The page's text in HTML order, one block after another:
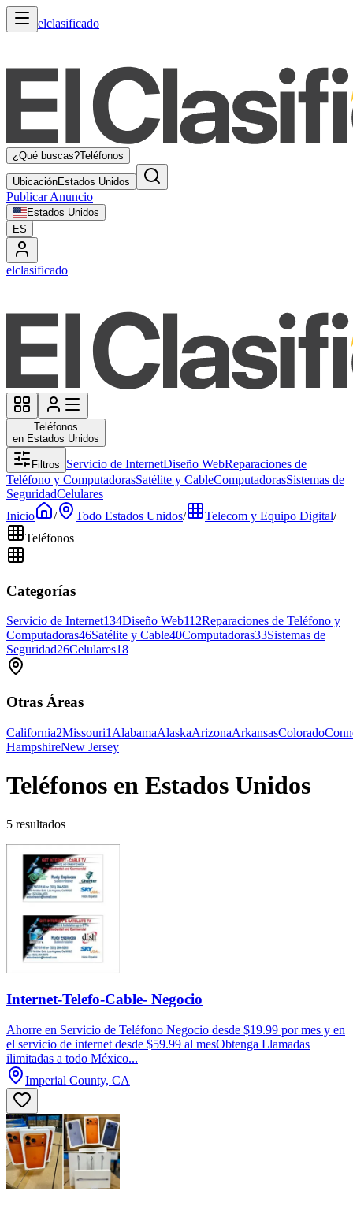
elclasificado
¿Qué buscas?Teléfonos
UbicaciónEstados Unidos
Publicar Anuncio
Estados Unidos
ES
elclasificado
Teléfonos
en Estados Unidos
Filtros Servicio de InternetDiseño WebReparaciones de
Teléfono y ComputadorasSatélite y CableComputadorasSistemas de
SeguridadCelulares
Inicio
/ Todo Estados Unidos/ Telecom y Equipo Digital/
Teléfonos
Categorías
Servicio de Internet134Diseño Web112Reparaciones de Teléfono y
Computadoras46Satélite y Cable40Computadoras33Sistemas de
Seguridad26Celulares18
Otras Áreas
California2Missouri1 AlabamaAlaskaArizonaArkansasColorado
HampshireNew Jersey
Teléfonos en Estados Unidos
5 resultados
Internet-Telefo-Cable- Negocio
Ahorre en Servicio de Teléfono Negocio desde $19.99 por mes y en
el servicio de internet desde $59.99 al mesObtenga Llamadas
ilimitadas a todo México...
Imperial County, CA